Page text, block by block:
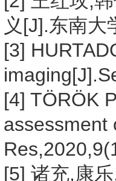
义[J].东南
[3]
[4] TÖRÖK
assessment
[5] 诸充,康